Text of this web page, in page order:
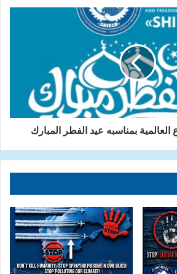
العالمية بمناسبه عيد الفطر المبارك